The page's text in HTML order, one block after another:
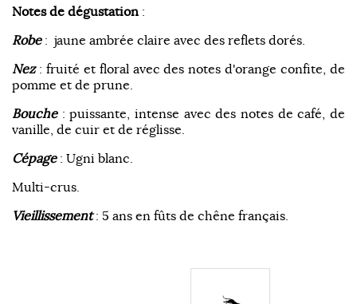
Notes de dégustation :
Robe: jaune ambrée claire avec des reflets dorés.
Nez: fruité et floral avec des notes d'orange confite, de
pomme et de prune.
Bouche: puissante, intense avec des notes de café, de
vanille, de cuir et de réglisse.
Cépage: Ugni blanc.
Multi-crus.
Vieillissement: 5 ans en fûts de chêne français.